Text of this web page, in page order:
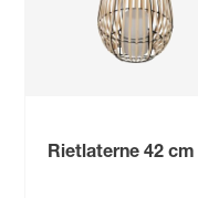
Rietlaterne 42 cm